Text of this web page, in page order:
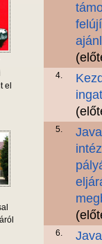
el
4.
5.
6.